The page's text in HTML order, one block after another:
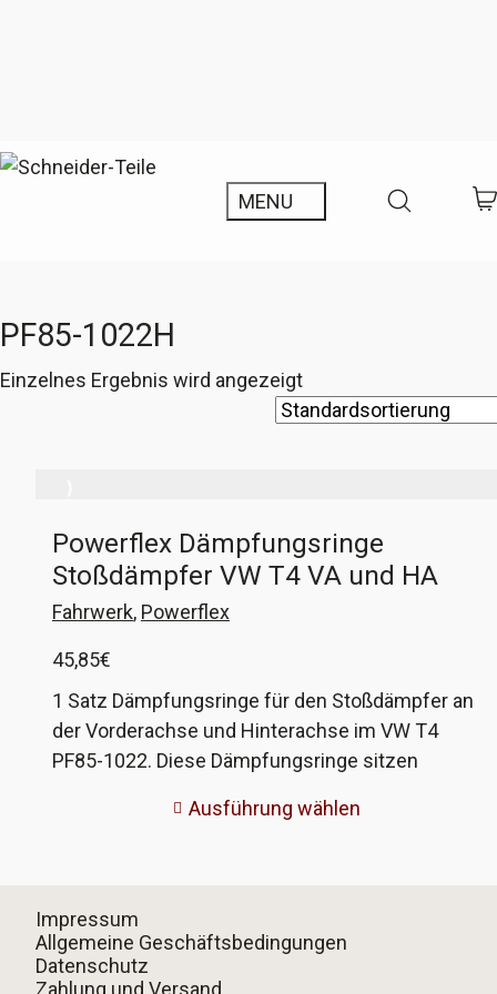
PF85-1022H
Einzelnes Ergebnis wird angezeigt
Powerflex Dämpfungsringe
Stoßdämpfer VW T4 VA und HA
Fahrwerk, Powerflex
45,85€
1 Satz Dämpfungsringe für den Stoßdämpfer an
der Vorderachse und Hinterachse im VW T4
PF85-1022. Diese Dämpfungsringe sitzen
vorderen Stoßdämpfer und den unteren
Stoßdämpfer eine davon. Bitte beachten: diese
Ringe sind etwas dicker wie die originalen an der
Vorderachse, daher werden sie stark
Ausführung wählen
Impressum
Allgemeine Geschäftsbedingungen
Datenschutz
Zahlung und Versand